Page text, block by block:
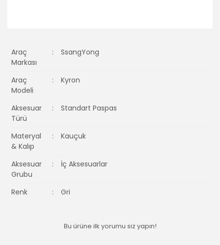
Araç
Markası
: SsangYong
Araç
Modeli
: Kyron
Aksesuar
Türü
: Standart Paspas
Materyal
& Kalıp
: Kauçuk
Aksesuar
Grubu
: İç Aksesuarlar
Renk : Gri
Bu ürüne ilk yorumu siz yapın!